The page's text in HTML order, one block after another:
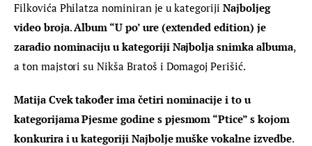
Filkovića Philatza nominiran je u kategoriji Najboljeg
video broja. Album “U po’ ure (extended edition) je
zaradio nominaciju u kategoriji Najbolja snimka albuma,
a ton majstori su Nikša Bratoš i Domagoj Perišić.
Matija Cvek također ima četiri nominacije i to u
kategorijama Pjesme godine s pjesmom “Ptice” s kojom
konkurira i u kategoriji Najbolje muške vokalne izvedbe.